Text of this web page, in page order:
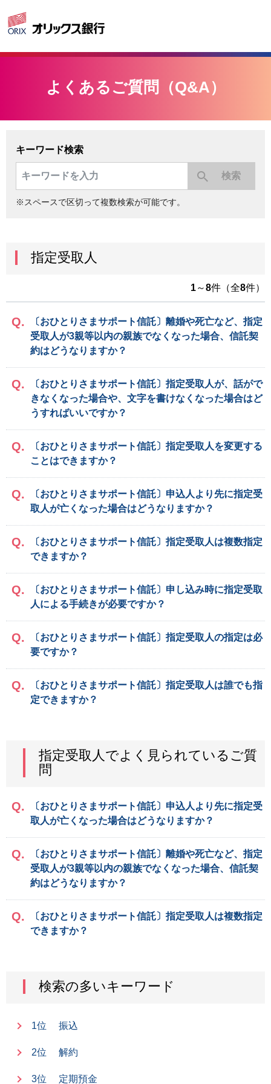
よくあるご質問（Q&A）
キーワード検索
※スペースで区切って複数検索が可能です。
指定受取人
1～8件（全8件）
〔おひとりさまサポート信託〕離婚や死亡など、指定
受取人が3親等以内の親族でなくなった場合、信託契
約はどうなりますか？
〔おひとりさまサポート信託〕指定受取人が、話がで
きなくなった場合や、文字を書けなくなった場合はど
うすればいいですか？
〔おひとりさまサポート信託〕指定受取人を変更する
ことはできますか？
〔おひとりさまサポート信託〕申込人より先に指定受
取人が亡くなった場合はどうなりますか？
〔おひとりさまサポート信託〕指定受取人は複数指定
できますか？
〔おひとりさまサポート信託〕申し込み時に指定受取
人による手続きが必要ですか？
〔おひとりさまサポート信託〕指定受取人の指定は必
要ですか？
〔おひとりさまサポート信託〕指定受取人は誰でも指
定できますか？
指定受取人でよく見られているご質
問
〔おひとりさまサポート信託〕申込人より先に指定受
取人が亡くなった場合はどうなりますか？
〔おひとりさまサポート信託〕離婚や死亡など、指定
受取人が3親等以内の親族でなくなった場合、信託契
約はどうなりますか？
〔おひとりさまサポート信託〕指定受取人は複数指定
できますか？
検索の多いキーワード
1位 振込
2位 解約
3位 定期預金